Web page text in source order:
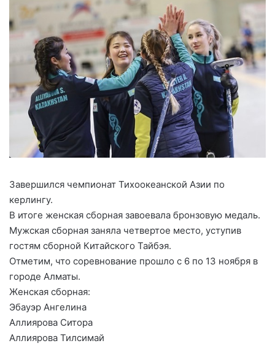
Завершился чемпионат Тихоокеанской Азии по
керлингу.
В итоге женская сборная завоевала бронзовую медаль.
Мужская сборная заняла четвертое место, уступив
гостям сборной Китайского Тайбэя.
Отметим, что соревнование прошло с 6 по 13 ноября в
городе Алматы.
Женская сборная:
Эбауэр Ангелина
Аллиярова Ситора
Аллиярова Тилсимай